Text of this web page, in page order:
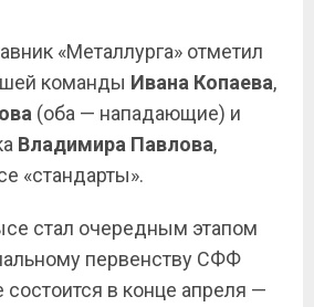
«Металлурга» отметил
команды Ивана Копаева,
(оба — нападающие) и
Владимира Павлова,
«стандарты».
стал очередным этапом
первенству СФФ
состоится в конце апреля —